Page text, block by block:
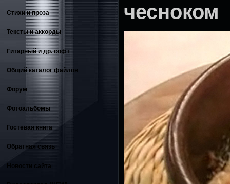
Стихи и проза
Тексты и аккорды
Гитарный и др. софт
Общий каталог файлов
Форум
Фотоальбомы
Гостевая книга
Обратная связь
Новости сайта
чесноком